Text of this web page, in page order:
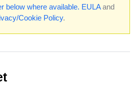
below where available. EULAand
Cookie Policy.